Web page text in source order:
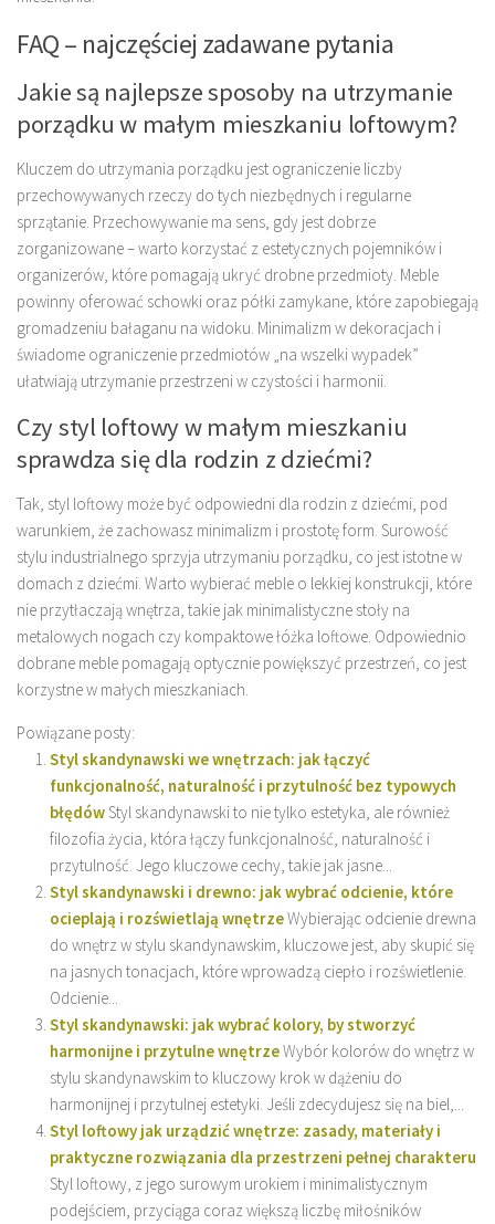
FAQ – najczęściej zadawane pytania
Jakie są najlepsze sposoby na utrzymanie
porządku w małym mieszkaniu loftowym?
Kluczem do utrzymania porządku jest ograniczenie liczby
przechowywanych rzeczy do tych niezbędnych i regularne
sprzątanie. Przechowywanie ma sens, gdy jest dobrze
zorganizowane – warto korzystać z estetycznych pojemników i
organizerów, które pomagają ukryć drobne przedmioty. Meble
powinny oferować schowki oraz półki zamykane, które zapobiegają
gromadzeniu bałaganu na widoku. Minimalizm w dekoracjach i
świadome ograniczenie przedmiotów „na wszelki wypadek”
ułatwiają utrzymanie przestrzeni w czystości i harmonii.
Czy styl loftowy w małym mieszkaniu
sprawdza się dla rodzin z dziećmi?
Tak, styl loftowy może być odpowiedni dla rodzin z dziećmi, pod
warunkiem, że zachowasz minimalizm i prostotę form. Surowość
stylu industrialnego sprzyja utrzymaniu porządku, co jest istotne w
domach z dziećmi. Warto wybierać meble o lekkiej konstrukcji, które
nie przytłaczają wnętrza, takie jak minimalistyczne stoły na
metalowych nogach czy kompaktowe łóżka loftowe. Odpowiednio
dobrane meble pomagają optycznie powiększyć przestrzeń, co jest
korzystne w małych mieszkaniach.
Powiązane posty:
Styl skandynawski we wnętrzach: jak łączyć
funkcjonalność, naturalność i przytulność bez typowych
błędówStyl skandynawski to nie tylko estetyka, ale również
filozofia życia, która łączy funkcjonalność, naturalność i
przytulność. Jego kluczowe cechy, takie jak jasne...
Styl skandynawski i drewno: jak wybrać odcienie, które
ocieplają i rozświetlają wnętrzeWybierając odcienie drewna
do wnętrz w stylu skandynawskim, kluczowe jest, aby skupić się
na jasnych tonacjach, które wprowadzą ciepło i rozświetlenie.
Odcienie...
Styl skandynawski: jak wybrać kolory, by stworzyć
harmonijne i przytulne wnętrzeWybór kolorów do wnętrz w
stylu skandynawskim to kluczowy krok w dążeniu do
harmonijnej i przytulnej estetyki. Jeśli zdecydujesz się na biel,...
Styl loftowy jak urządzić wnętrze: zasady, materiały i
praktyczne rozwiązania dla przestrzeni pełnej charakteru
Styl loftowy, z jego surowym urokiem i minimalistycznym
podejściem, przyciąga coraz większą liczbę miłośników